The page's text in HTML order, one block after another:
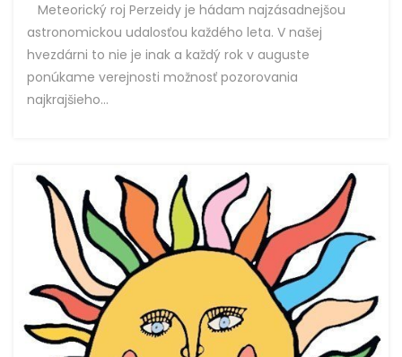
Meteorický roj Perzeidy je hádam najzásadnejšou
astronomickou udalosťou každého leta. V našej
hvezdárni to nie je inak a každý rok v auguste
ponúkame verejnosti možnosť pozorovania
najkrajšieho...